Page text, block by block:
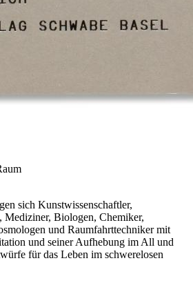
sich Kunstwissenschaftler,
Mediziner, Biologen, Chemiker,
und Raumfahrttechniker mit
und seiner Aufhebung im All und
für das Leben im schwerelosen